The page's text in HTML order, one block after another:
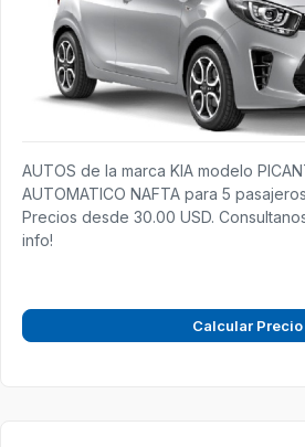
AUTOS de la marca KIA modelo
AUTOMATICO NAFTA para 5
Precios desde 30.00 USD.
info!
Calcular Precio